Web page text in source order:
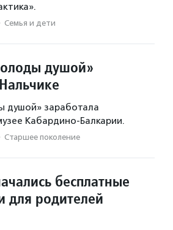
· Семья и дети
душой»
душой» заработала
Кабардино-Балкарии.
· Старшее поколение
бесплатные
для родителей